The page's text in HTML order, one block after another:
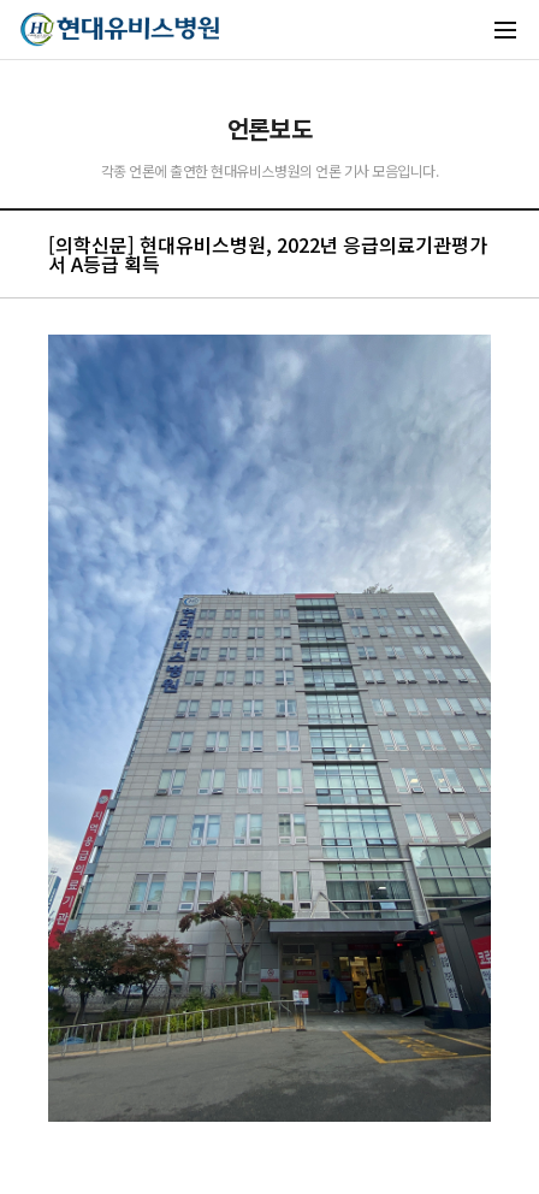
언론보도
각종 언론에 출연한 현대유비스병원의 언론 기사 모음입니다.
[의학신문] 현대유비스병원, 2022년 응급의료기관평가
서 A등급 획득